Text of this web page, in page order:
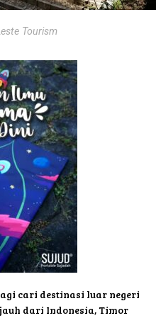
Tourism
cari destinasi luar negeri
dari Indonesia, Timor